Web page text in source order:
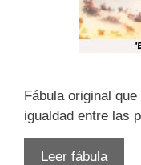
Fábula original
igualdad entre las
Leer fábula